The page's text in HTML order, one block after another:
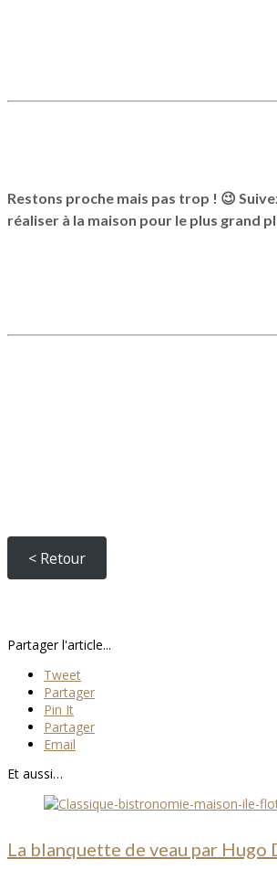
Restons proche mais pas trop ! 😉
réaliser à la maison pour le plus
< Retour
Partager l'article...
Tweet
Partager
Pin It
Partager
Email
Et aussi…
La blanquette de veau par Hugo